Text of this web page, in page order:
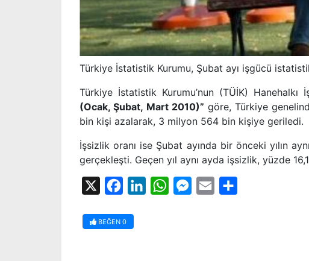
Türkiye İstatistik Kurumu, Şubat ayı işgücü
Türkiye İstatistik Kurumu’nun (TÜİK) Hanehalkı
(Ocak, Şubat, Mart 2010)” göre, Türkiye
bin kişi azalarak, 3 milyon 564 bin kişiye geriledi.
İşsizlik oranı ise Şubat ayında bir önceki yılın
gerçekleşti. Geçen yıl aynı ayda işsizlik, yüzde
FacebookLinkedInWhatsAppMessenger
Email
BEĞEN 0